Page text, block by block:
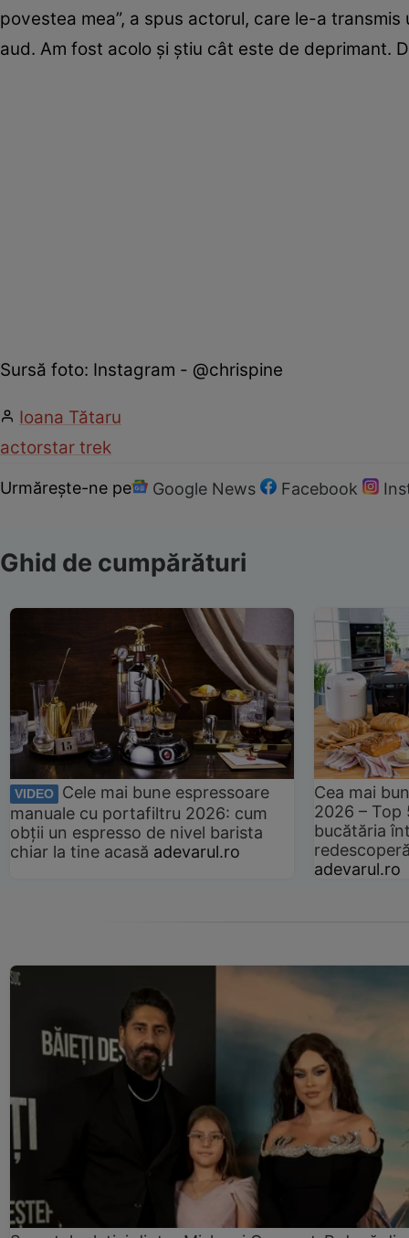
povestea mea”, a spus actorul, care le-a
aud. Am fost acolo și știu cât este de deprimant.
Sursă foto: Instagram - @chrispine
Ioana Tătaru
actorstar trek
Urmărește-ne pe Google News Facebook
Ghid de cumpărături
VIDEO
Cele mai bune espressoare
manuale cu portafiltru 2026: cum
obții un espresso de nivel barista
chiar la tine acasă adevarul.ro
Cea mai
2026 –
bucătăria
adevarul.ro